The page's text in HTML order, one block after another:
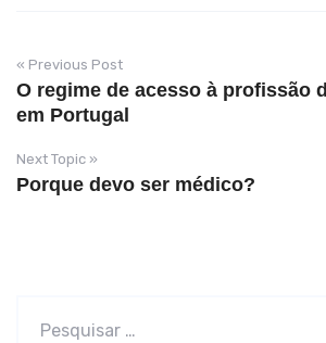
« Previous Post
O regime de acesso à profissão
em Portugal
Next Topic »
Porque devo ser médico?